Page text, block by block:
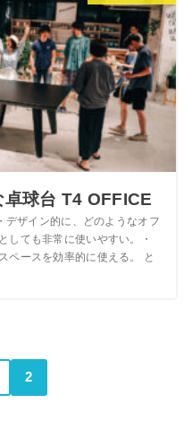
球台 T4 OFFICE
デザイン的に、どのようなオフ
しても非常に使いやすい。・
ペースを効率的に使える。 と
2